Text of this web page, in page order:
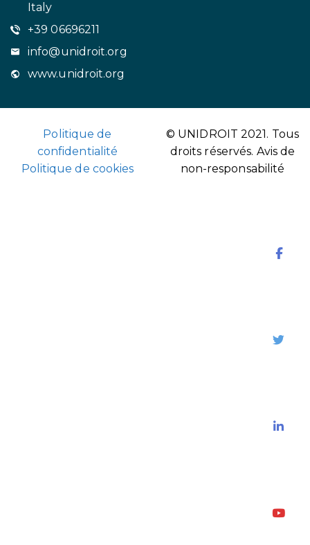
Italy
+39 06696211
info@unidroit.org
www.unidroit.org
Politique de
confidentialité
Politique de cookies
© UNIDROIT 2021. Tous
droits réservés. Avis de
non-responsabilité